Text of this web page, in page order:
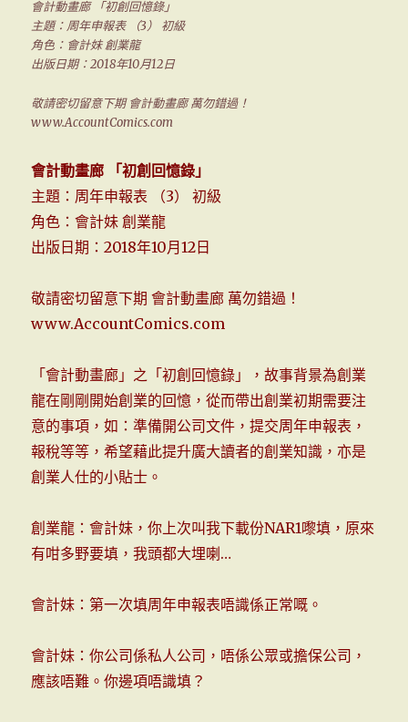
會計動畫廊 「初創回憶錄」
主題：周年申報表 （3） 初級
角色：會計妹 創業龍
出版日期：2018年10月12日
敬請密切留意下期 會計動畫廊 萬勿錯過！
www.AccountComics.com
會計動畫廊 「初創回憶錄」
主題：周年申報表 （3） 初級
角色：會計妹 創業龍
出版日期：2018年10月12日
敬請密切留意下期 會計動畫廊 萬勿錯過！
www.AccountComics.com
「會計動畫廊」之「初創回憶錄」，故事背景為創業
龍在剛剛開始創業的回憶，從而帶出創業初期需要注
意的事項，如：準備開公司文件，提交周年申報表，
報稅等等，希望藉此提升廣大讀者的創業知識，亦是
創業人仕的小貼士。
創業龍：會計妹，你上次叫我下載份NAR1嚟填，原來
有咁多野要填，我頭都大埋喇…
會計妹：第一次填周年申報表唔識係正常嘅。
會計妹：你公司係私人公司，唔係公眾或擔保公司，
應該唔難。你邊項唔識填？